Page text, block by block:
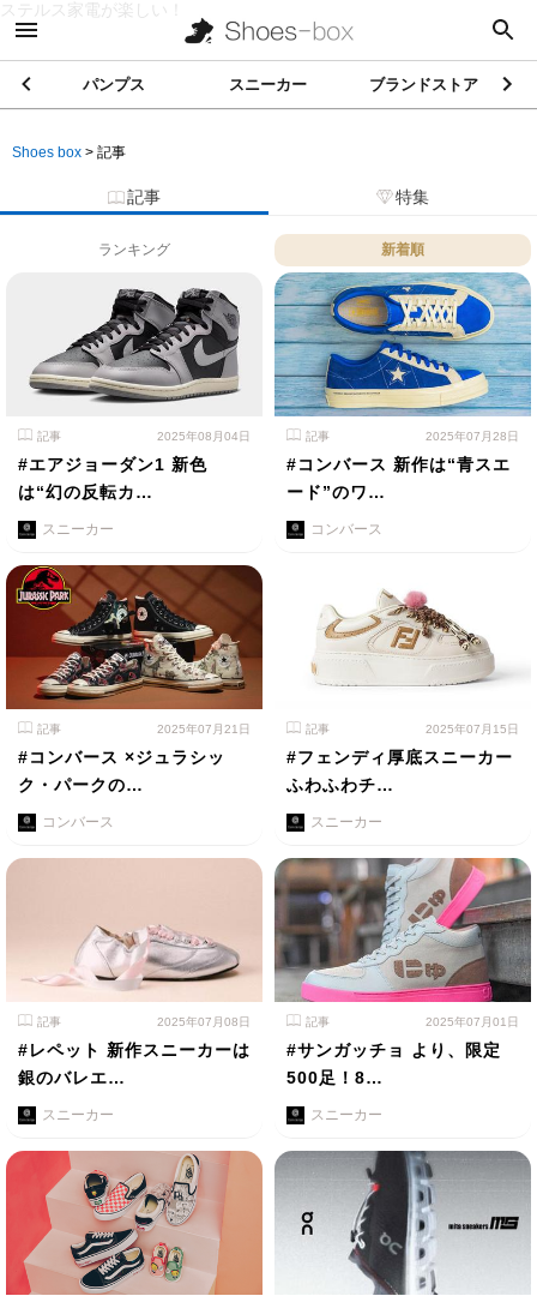
ステルス家電が楽しい！
パンプス スニーカー ブランドストア
Shoes box > 記事
記事 特集
ランキング 新着順
記事 2025年08月04日
#エアジョーダン1 新色
は“幻の反転カ…
スニーカー
記事 2025年07月28日
#コンバース 新作は“青スエ
ード”のワ…
コンバース
記事 2025年07月21日
#コンバース ×ジュラシッ
ク・パークの…
コンバース
記事 2025年07月15日
#フェンディ厚底スニーカー
ふわふわチ…
スニーカー
記事 2025年07月08日
#レペット 新作スニーカーは
銀のバレエ…
スニーカー
記事 2025年07月01日
#サンガッチョ より、限定
500足！8…
スニーカー